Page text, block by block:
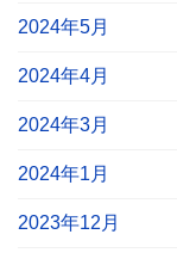
2024年5月
2024年4月
2024年3月
2024年1月
2023年12月